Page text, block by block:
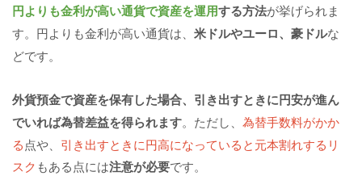
円よりも金利が高い通貨で資産を運用する方法が挙げられま
す。円よりも金利が高い通貨は、 米ドルやユーロ、豪ドルな
どです。
外貨預金で資産を保有した場合、引き出すときに円安が進ん
でいれば為替差益を得られます。ただし、 為替手数料がかか
る点や、 引き出すときに円高になっていると元本割れするリ
スク もある点には注意が必要です。